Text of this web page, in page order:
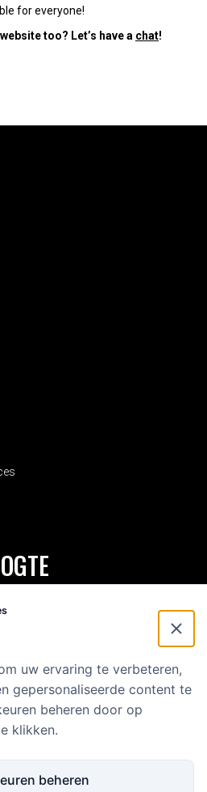
for everyone!
too? Let’s have a chat!
uw ervaring te verbeteren,
gepersonaliseerde content te
beheren door op
klikken.
beheren